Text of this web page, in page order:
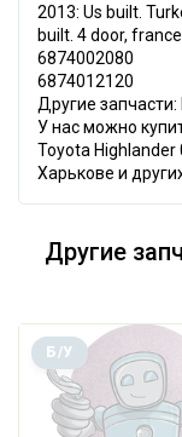
2013: Us built.
built. 4 door,
6874002080
6874012120
Другие
У нас можно
Toyota Highlander
Харькове и
Другие
Б/У